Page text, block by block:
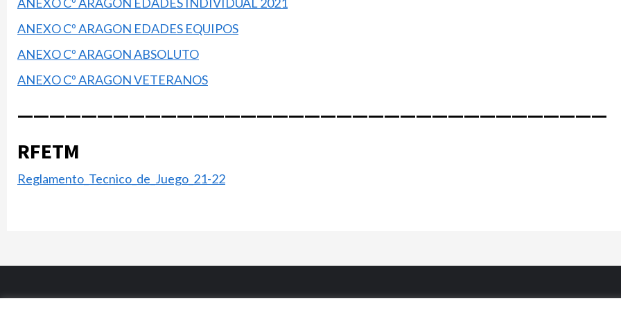
ANEXO Cº ARAGON EDADES EQUIPOS
ANEXO Cº ARAGON ABSOLUTO
ANEXO Cº ARAGON VETERANOS
—————————————————————————————————————
RFETM
Reglamento_Tecnico_de_Juego_21-22